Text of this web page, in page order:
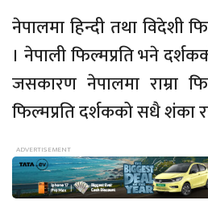
नेपालमा हिन्दी तथा विदेशी
। नेपाली फिल्मप्रति भने
जसकारण नेपालमा राम्रा
फिल्मप्रति दर्शकको सधै शंका